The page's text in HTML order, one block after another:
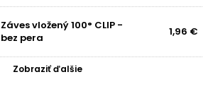
Záves vložený 100° CLIP -
bez pera
1,96 €
Zobraziť ďalšie